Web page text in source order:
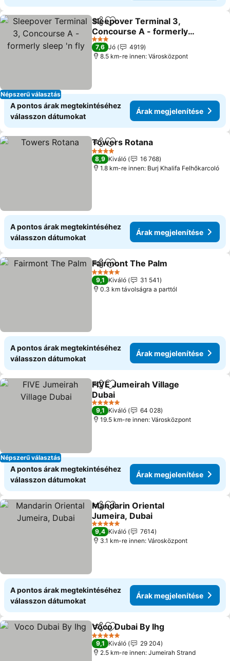
Népszerű választás
Megosztás
Hozzáadás a kedvencekhez
Sleepover Terminal 3,
Concourse A - formerly
sleep 'n fly
Árak megjelenítése
3 Kategória
7,6 Jó
4919
8.5 km-re innen: Városközpont
A pontos árak megtekintéséhez
válasszon dátumokat
Árak megjelenítése
Megosztás
Hozzáadás a kedvencekhez
Towers Rotana
4 Kategória
8,9 Kiváló
16 768
1.8 km-re innen: Burj Khalifa Felhőkarcoló
A pontos árak megtekintéséhez
válasszon dátumokat
Árak megjelenítése
MegosztásHozzáadás a kedvencekhez
Fairmont The Palm
5 Kategória
9,1 Kiváló
31 541
0.3 km távolságra a parttól
A pontos árak megtekintéséhez
válasszon dátumokat
Árak megjelenítése
Népszerű választás
Megosztás
Hozzáadás a kedvencekhez
FIVE Jumeirah Village
Dubai
Árak megjelenítése
5 Kategória
9,1 Kiváló
64 028
19.5 km-re innen: Városközpont
A pontos árak megtekintéséhez
válasszon dátumokat
Árak megjelenítése
Megosztás
Hozzáadás a kedvencekhez
Mandarin Oriental
Jumeira, Dubai
Árak megjelenítése
5 Kategória
9,4 Kiváló
7614
3.1 km-re innen: Városközpont
A pontos árak megtekintéséhez
válasszon dátumokat
Árak megjelenítése
Megosztás
Hozzáadás a kedvencekhez
Voco Dubai By Ihg
5 Kategória
9,1 Kiváló
29 204
2.5 km-re innen: Jumeirah Strand